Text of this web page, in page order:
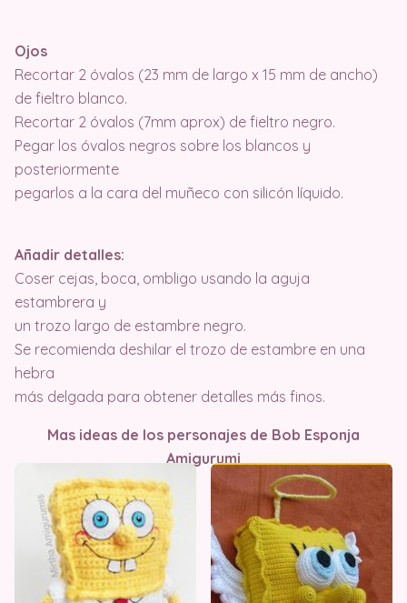
Ojos
Recortar 2 óvalos (23 mm de largo x 15 mm de ancho)
de fieltro blanco.
Recortar 2 óvalos (7mm aprox) de fieltro negro.
Pegar los óvalos negros sobre los blancos y
posteriormente
pegarlos a la cara del muñeco con silicón líquido.
Añadir detalles:
Coser cejas, boca, ombligo usando la aguja
estambrera y
un trozo largo de estambre negro.
Se recomienda deshilar el trozo de estambre en una
hebra
más delgada para obtener detalles más finos.
Mas ideas de los personajes de Bob Esponja
Amigurumi